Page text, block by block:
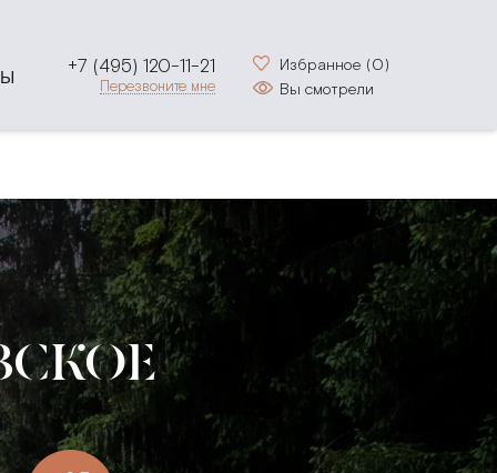
+7 (495) 120-11-21
Перезвоните мне
Избранное (0)
Вы смотрели